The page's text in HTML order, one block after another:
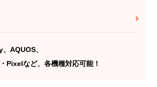
AQUOS、
Pixelなど、各機種対応可能！